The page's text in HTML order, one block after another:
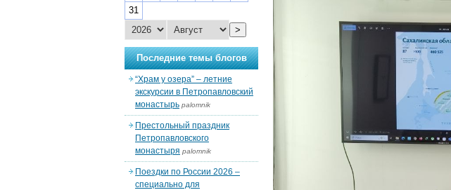
31
>
Последние темы блогов
“Храм у озера” – летние
экскурсии в Петропавловский
монастырь palomnik
Престольный праздник
Петропавловского
монастыря palomnik
Поездки по России 2026 –
специально для